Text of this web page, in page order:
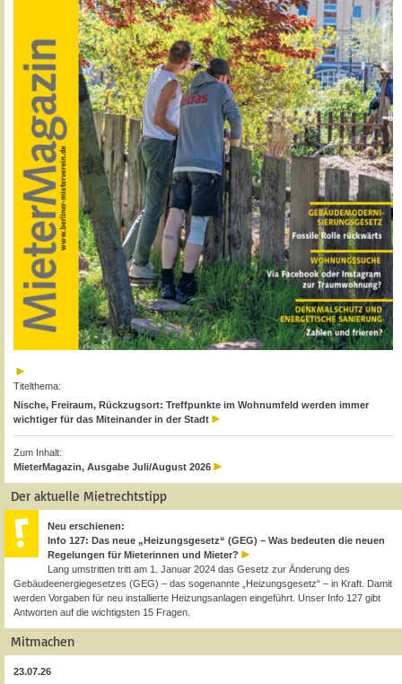
Titelthema:
Nische, Freiraum, Rückzugsort: Treffpunkte im Wohnumfeld werden immer
wichtiger für das Miteinander in der Stadt
Zum Inhalt:
MieterMagazin, Ausgabe Juli/August 2026
Der aktuelle Mietrechtstipp
Neu erschienen:
Info 127: Das neue „Heizungsgesetz“ (GEG) – Was bedeuten die neuen
Regelungen für Mieterinnen und Mieter?
Lang umstritten tritt am 1. Januar 2024 das Gesetz zur Änderung des
Gebäudeenergiegesetzes (GEG) – das sogenannte „Heizungsgesetz“ – in Kraft. Damit
werden Vorgaben für neu installierte Heizungsanlagen eingeführt. Unser Info 127 gibt
Antworten auf die wichtigsten 15 Fragen.
Mitmachen
23.07.26